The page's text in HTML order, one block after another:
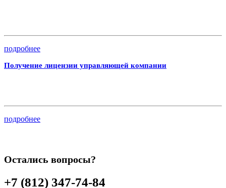
подробнее
Получение лицензии управляющей компании
подробнее
Остались вопросы?
+7 (812) 347-74-84